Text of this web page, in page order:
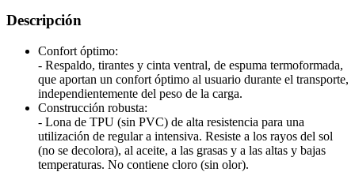
Descripción
Confort óptimo:
- Respaldo, tirantes y cinta ventral, de espuma termoformada,
que aportan un confort óptimo al usuario durante el transporte,
independientemente del peso de la carga.
Construcción robusta:
- Lona de TPU (sin PVC) de alta resistencia para una
utilización de regular a intensiva. Resiste a los rayos del sol
(no se decolora), al aceite, a las grasas y a las altas y bajas
temperaturas. No contiene cloro (sin olor).